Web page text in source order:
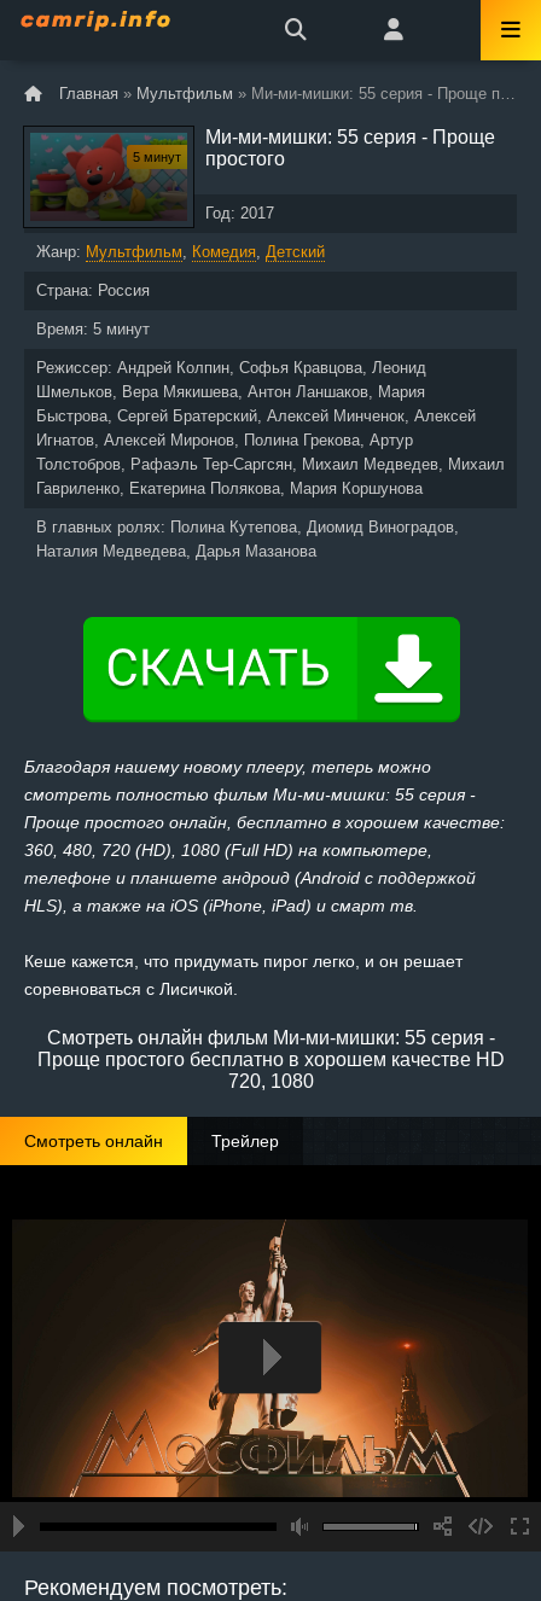
Главная » Мультфильм » Ми-ми-мишки: 55 серия - Проще простого
5 минут
Ми-ми-мишки: 55 серия - Проще
простого
Год: 2017
Жанр: Мультфильм, Комедия, Детский
Страна: Россия
Время: 5 минут
Режиссер: Андрей Колпин, Софья Кравцова, Леонид
Шмельков, Вера Мякишева, Антон Ланшаков, Мария
Быстрова, Сергей Братерский, Алексей Минченок, Алексей
Игнатов, Алексей Миронов, Полина Грекова, Артур
Толстобров, Рафаэль Тер-Саргсян, Михаил Медведев, Михаил
Гавриленко, Екатерина Полякова, Мария Коршунова
В главных ролях: Полина Кутепова, Диомид Виноградов,
Наталия Медведева, Дарья Мазанова
Благодаря нашему новому плееру, теперь можно
смотреть полностью фильм Ми-ми-мишки: 55 серия -
Проще простого онлайн, бесплатно в хорошем качестве:
360, 480, 720 (HD), 1080 (Full HD) на компьютере,
телефоне и планшете андроид (Android с поддержкой
HLS), а также на iOS (iPhone, iPad) и смарт тв.
Кеше кажется, что придумать пирог легко, и он решает
соревноваться с Лисичкой.
Смотреть онлайн фильм Ми-ми-мишки: 55 серия -
Проще простого бесплатно в хорошем качестве HD
720, 1080
Смотреть онлайн Трейлер
Рекомендуем посмотреть: